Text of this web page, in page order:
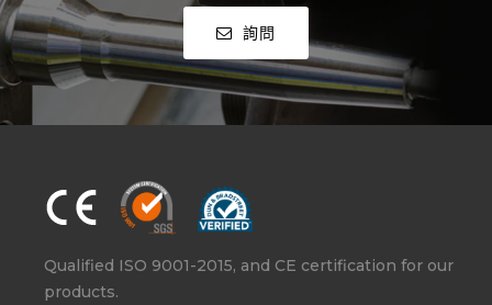
詢問
Qualified ISO 9001-2015, and CE certification for our
products.